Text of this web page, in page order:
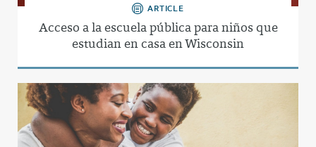
ARTICLE
Acceso a la escuela pública para niños que
estudian en casa en Wisconsin